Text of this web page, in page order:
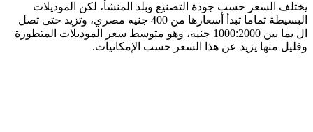
يختلف السعر حسب جودة التصنيع وبلد المنشأ، لكن الموديلات
البسيطة تماما تبدأ أسعارها من 400 جنيه مصري، وتزيد حتى تصل
ال يما بين 1000:2000 جنيه، وهو متوسط سعر الموديلات المتطورة
وقليل منها يزيد عن هذا السعر حسب الإمكانيات.